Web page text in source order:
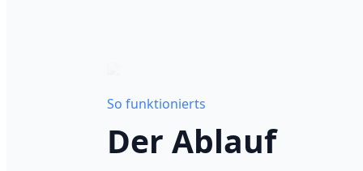
So funktionierts
Der Ablauf